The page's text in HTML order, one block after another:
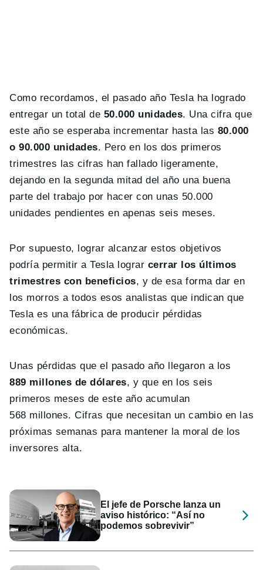
Como recordamos, el pasado año Tesla ha logrado
entregar un total de 50.000 unidades. Una cifra que
este año se esperaba incrementar hasta las 80.000
o 90.000 unidades. Pero en los dos primeros
trimestres las cifras han fallado ligeramente,
dejando en la segunda mitad del año una buena
parte del trabajo por hacer con unas 50.000
unidades pendientes en apenas seis meses.
Por supuesto, lograr alcanzar estos objetivos
podría permitir a Tesla lograr cerrar los últimos
trimestres con beneficios, y de esa forma dar en
los morros a todos esos analistas que indican que
Tesla es una fábrica de producir pérdidas
económicas.
Unas pérdidas que el pasado año llegaron a los
889 millones de dólares, y que en los seis
primeros meses de este año acumulan
568 millones. Cifras que necesitan un cambio en las
próximas semanas para mantener la moral de los
inversores alta.
El jefe de Porsche lanza un
aviso histórico: “Así no
podemos sobrevivir”